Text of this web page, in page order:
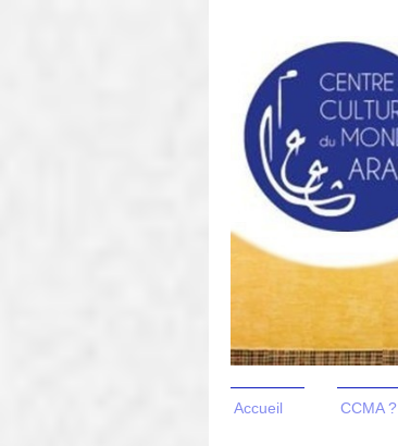
Accueil CCMA ?